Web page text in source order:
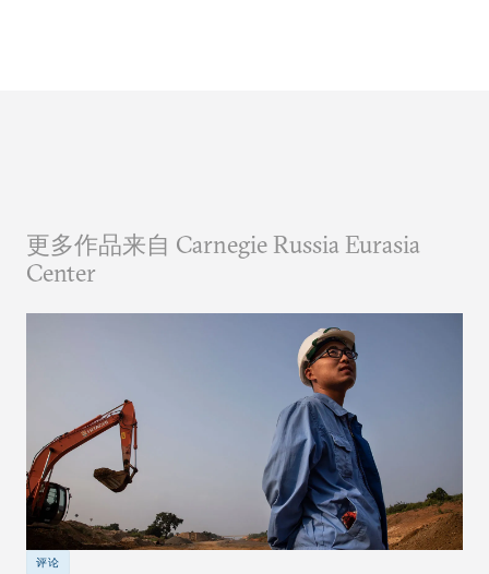
更多作品来自 Carnegie Russia Eurasia
Center
评论